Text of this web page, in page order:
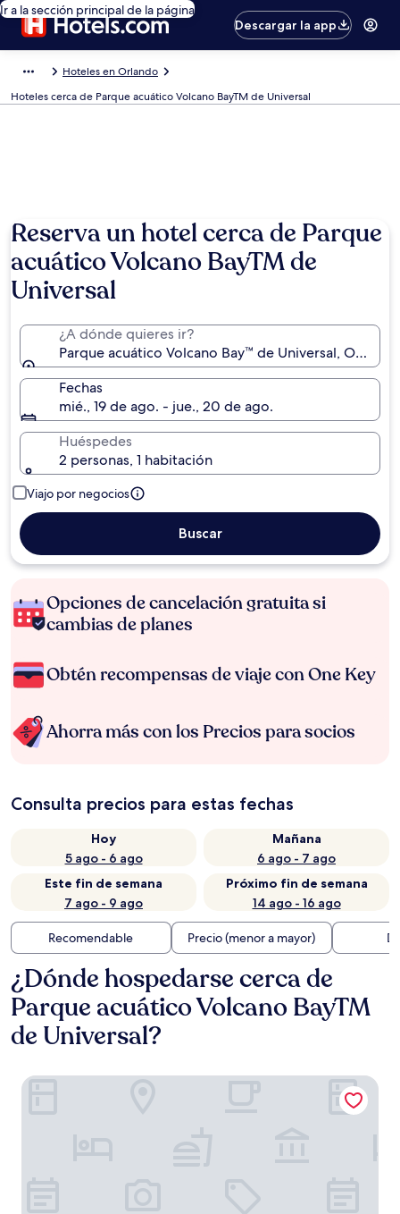
Ir a la sección principal de la página
Descargar la app
Hoteles en Orlando
Hoteles cerca de Parque acuático Volcano BayTM de Universal
Reserva un hotel cerca de Parque
acuático Volcano BayTM de
Universal
¿A dónde quieres ir?
Parque acuático Volcano Bay™ de Universal,
Fechas
mié., 19 de ago. - jue., 20 de ago.
Huéspedes
2 personas, 1 habitación
Viajo por negocios
Buscar
Opciones de cancelación gratuita si
cambias de planes
Obtén recompensas de viaje con One Key
Ahorra más con los Precios para socios
Consulta precios para estas fechas
Hoy
5 ago - 6 ago
Mañana
6 ago - 7 ago
Este fin de semana
7 ago - 9 ago
Próximo fin de semana
14 ago - 16 ago
Recomendable Precio (menor a mayor)
¿Dónde hospedarse cerca de
Parque acuático Volcano BayTM
de Universal?
Universal's Cabana Bay Beach Resort